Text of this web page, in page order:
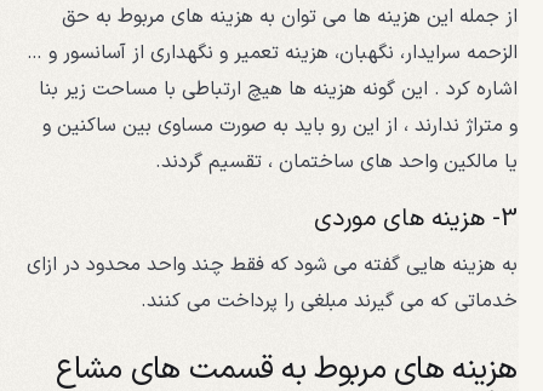
از جمله این هزینه ها می توان به هزینه های مربوط به حق
الزحمه سرایدار، نگهبان، هزینه تعمیر و نگهداری از آسانسور و …
اشاره کرد . این گونه هزینه ها هیچ ارتباطی با مساحت زیر بنا
و متراژ ندارند ، از این رو باید به صورت مساوی بین ساکنین و
یا مالکین واحد های ساختمان ، تقسیم گردند.
به هزینه هایی گفته می شود که فقط چند واحد محدود در ازای
خدماتی که می گیرند مبلغی را پرداخت می کنند.
هزینه های مربوط به قسمت های مشاع